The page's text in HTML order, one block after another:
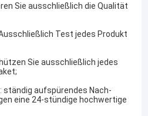
Sie ausschließlich die Qualität
Test jedes Produkt
Sie ausschließlich jedes
ständig aufspürendes Nach-
eine 24-stündige hochwertige